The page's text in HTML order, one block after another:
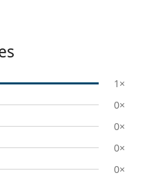
1×
0×
0×
0×
0×